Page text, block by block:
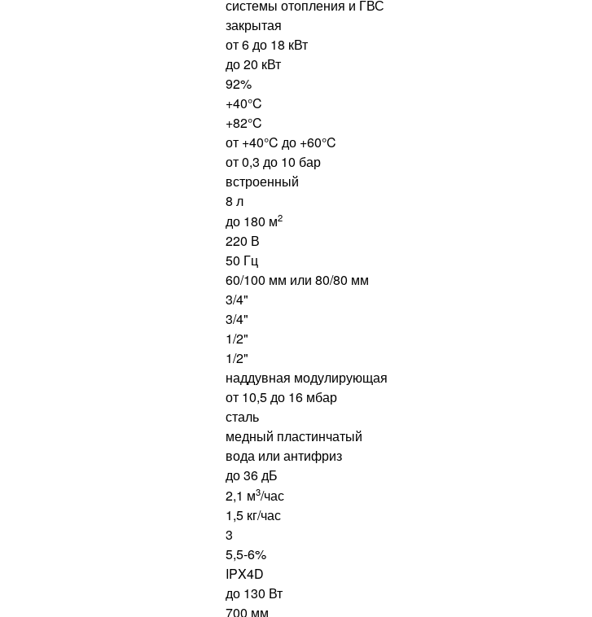
системы отопления и ГВС
закрытая
от 6 до 18 кВт
до 20 кВт
92%
+40°C
+82°C
от +40°C до +60°C
от 0,3 до 10 бар
встроенный
8 л
до 180 м2
220 В
50 Гц
60/100 мм или 80/80 мм
3/4"
3/4"
1/2"
1/2"
наддувная модулирующая
от 10,5 до 16 мбар
сталь
медный пластинчатый
вода или антифриз
до 36 дБ
2,1 м3/час
1,5 кг/час
3
5,5-6%
IPX4D
до 130 Вт
700 мм